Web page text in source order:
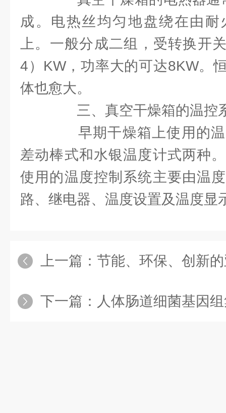
成。电热丝均匀地盘绕在由
上。一般分成二组，受转换开
4）KW，功率大的可达8KW。
体也愈大。
三、真空干燥箱的温控
早期干燥箱上使用的温
差动棒式和水银温度计式两种
使用的温度控制系统主要由温
路、继电器、温度设置及温度显
上一篇： 节能、环保、创新
下一篇： 人体肠道细菌基因